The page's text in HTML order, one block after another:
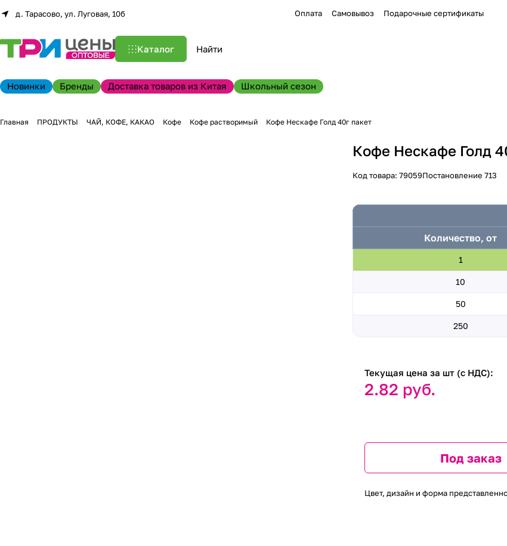
д. Тарасово, ул. Луговая, 10б Оплата Самовывоз Подарочные сертификаты
Каталог
Новинки Бренды Доставка товаров из Китая Школьный сезон
Главная ПРОДУКТЫ ЧАЙ, КОФЕ, КАКАО Кофе Кофе растворимый Кофе Нескафе Голд 40г пакет
Кофе Нескафе Голд
Код товара:79059Постановление 713
Количество, от
1
10
50
250
Текущая цена за шт (с НДС):
2.82 руб.
Под заказ
Цвет, дизайн и форма